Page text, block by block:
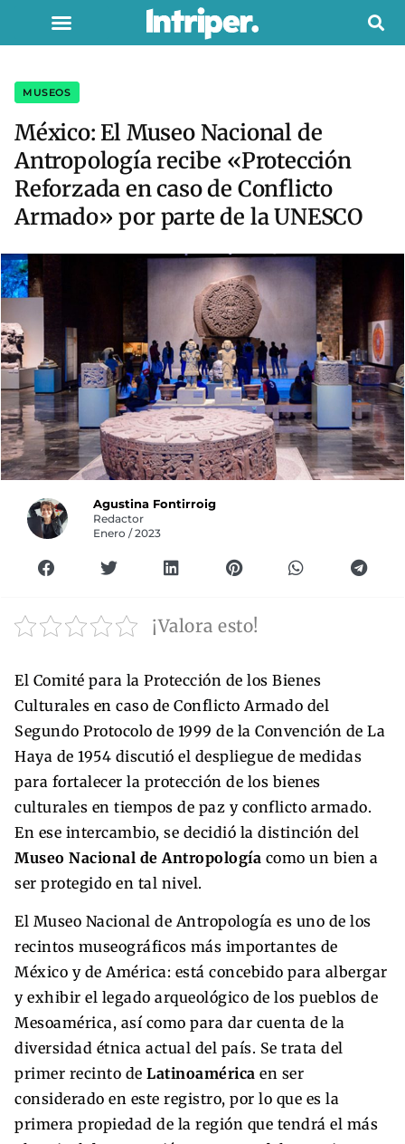
MUSEOS
México: El Museo Nacional de
Antropología recibe «Protección
Reforzada en caso de Conflicto
Armado» por parte de la UNESCO
Agustina Fontirroig
Redactor
Enero / 2023
¡Valora esto!
El Comité para la Protección de los Bienes
Culturales en caso de Conflicto Armado del
Segundo Protocolo de 1999 de la Convención de La
Haya de 1954 discutió el despliegue de medidas
para fortalecer la protección de los bienes
culturales en tiempos de paz y conflicto armado.
En ese intercambio, se decidió la distinción del
Museo Nacional de Antropología como un bien a
ser protegido en tal nivel.
El Museo Nacional de Antropología es uno de los
recintos museográficos más importantes de
México y de América: está concebido para albergar
y exhibir el legado arqueológico de los pueblos de
Mesoamérica, así como para dar cuenta de la
diversidad étnica actual del país. Se trata del
primer recinto de Latinoamérica en ser
considerado en este registro, por lo que es la
primera propiedad de la región que tendrá el más